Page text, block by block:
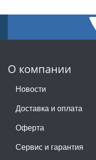
О компании
Новости
Доставка и оплата
Оферта
Сервис и гарантия